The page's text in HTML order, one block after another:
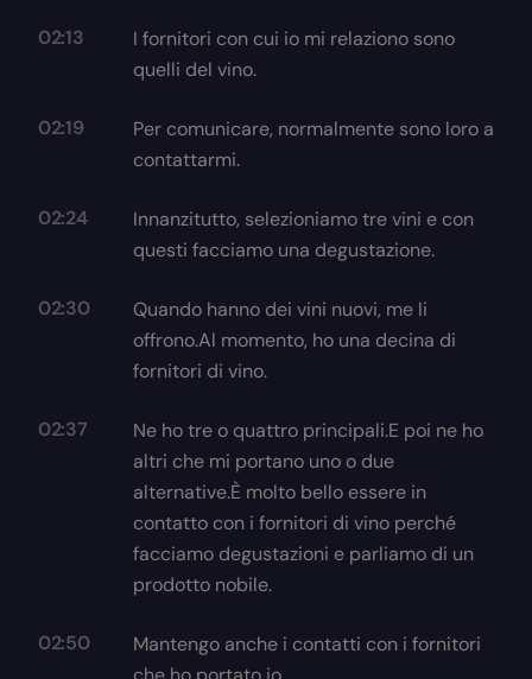
02:13
I fornitori con cui io mi relaziono sono
quelli del vino.
02:19
Per comunicare, normalmente sono loro a
contattarmi.
02:24
Innanzitutto, selezioniamo tre vini e con
questi facciamo una degustazione.
02:30
Quando hanno dei vini nuovi, me li
offrono.Al momento, ho una decina di
fornitori di vino.
02:37
Ne ho tre o quattro principali.E poi ne ho
altri che mi portano uno o due
alternative.È molto bello essere in
contatto con i fornitori di vino perché
facciamo degustazioni e parliamo di un
prodotto nobile.
02:50
Mantengo anche i contatti con i fornitori